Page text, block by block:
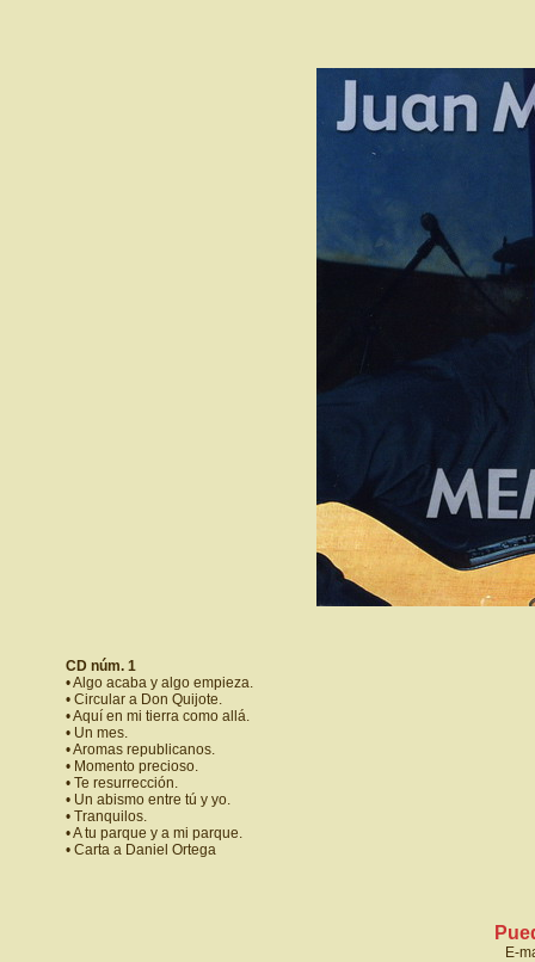
CD núm. 1
• Algo acaba y algo empieza.
• Circular a Don Quijote.
• Aquí en mi tierra como allá.
• Un mes.
• Aromas republicanos.
• Momento precioso.
• Te resurrección.
• Un abismo entre tú y yo.
• Tranquilos.
• A tu parque y a mi parque.
• Carta a Daniel Ortega
E-